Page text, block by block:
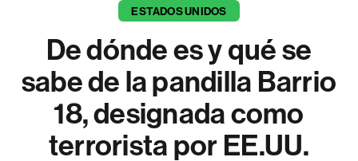
ESTADOS UNIDOS
De dónde es y qué se
sabe de la pandilla Barrio
18, designada como
terrorista por EE.UU.